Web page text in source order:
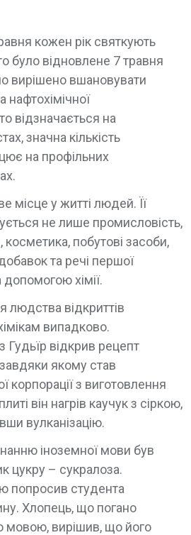
кожен рік святкують
було відновлене 7 травня
вирішено вшановувати
нафтохімічної
відзначається на
значна кількість
на профільних
місце у житті людей. Її
не лише промисловість,
косметика, побутові засоби,
та речі першої
хімії.
людства відкриттів
випадково.
відкрив рецепт
якому став
корпорації з виготовлення
він нагрів каучук з сіркою,
вулканізацію.
іноземної мови був
цукру – сукралоза.
попросив студента
Хлопець, що погано
мовою, вирішив, що його